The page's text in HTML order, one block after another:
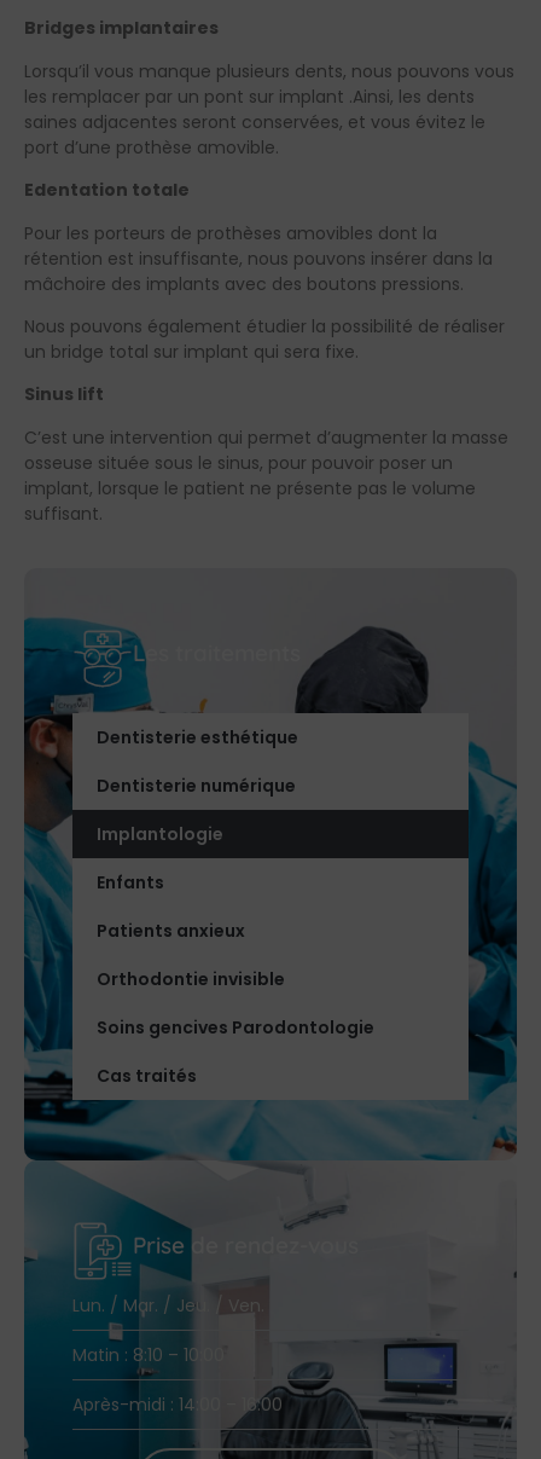
Bridges implantaires
Lorsqu’il vous manque plusieurs dents, nous pouvons vous
les remplacer par un pont sur implant .Ainsi, les dents
saines adjacentes seront conservées, et vous évitez le
port d’une prothèse amovible.
Edentation totale
Pour les porteurs de prothèses amovibles dont la
rétention est insuffisante, nous pouvons insérer dans la
mâchoire des implants avec des boutons pressions.
Nous pouvons également étudier la possibilité de réaliser
un bridge total sur implant qui sera fixe.
Sinus lift
C’est une intervention qui permet d’augmenter la masse
osseuse située sous le sinus, pour pouvoir poser un
implant, lorsque le patient ne présente pas le volume
suffisant.
Les traitements
Dentisterie esthétique
Dentisterie numérique
Implantologie
Enfants
Patients anxieux
Orthodontie invisible
Soins gencives Parodontologie
Cas traités
Prise de rendez-vous
Lun. / Mar. / Jeu. / Ven.
Matin : 8:10 – 10:00
Après-midi : 14:00 – 16:00